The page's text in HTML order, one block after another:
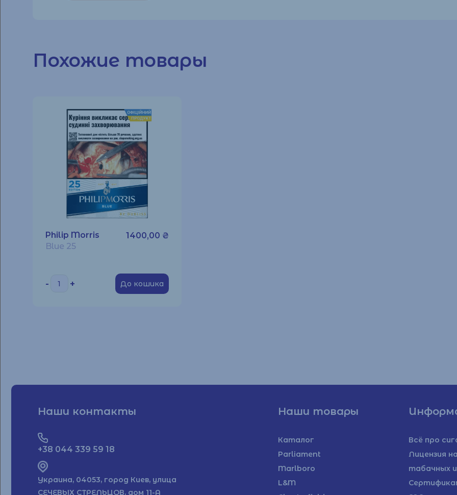
BOND Philip Morris
Parliament
Похожие товары
Philip Morris
Blue 25
1400,00 ₴
- + До кошика
Наши контакты
+38 044 339 59 18
Украина, 04053, город Киев, улица
СЕЧЕВЫХ СТРЕЛЬЦОВ, дом 11-А
Наши товары
Каталог
Parliament
Marlboro
L&M
Всё про
Лицензия
табачных